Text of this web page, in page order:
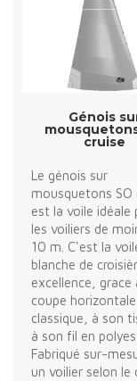
Génois
cruise
Le génois sur
mousquetons SO
est la voile idéale
les voiliers de
10 m. C'est la
blanche de
excellence, grace
coupe horizontale
classique, à son
à son fil en
Fabriqué sur-
un voilier selon le